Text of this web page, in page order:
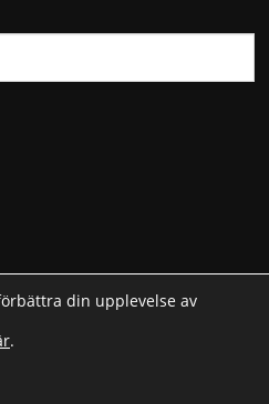
Alla rättigheter förbehålls.
din upplevelse av
.